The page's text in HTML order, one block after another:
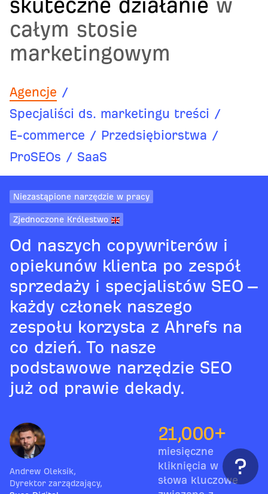
skuteczne działanie w
całym stosie
marketingowym
Agencje /
Specjaliści ds. marketingu treści /
E-commerce / Przedsiębiorstwa /
ProSEOs / SaaS
Niezastąpione narzędzie w pracy
Zjednoczone Królestwo
Od naszych copywriterów i
opiekunów klienta po zespół
sprzedaży i specjalistów SEO –
każdy członek naszego
zespołu korzysta z Ahrefs na
co dzień. To nasze
podstawowe narzędzie SEO
już od prawie dekady.
Andrew Oleksik,
Dyrektor zarządzający,
21,000+
miesięczne
kliknięcia w
słowa kluczowe